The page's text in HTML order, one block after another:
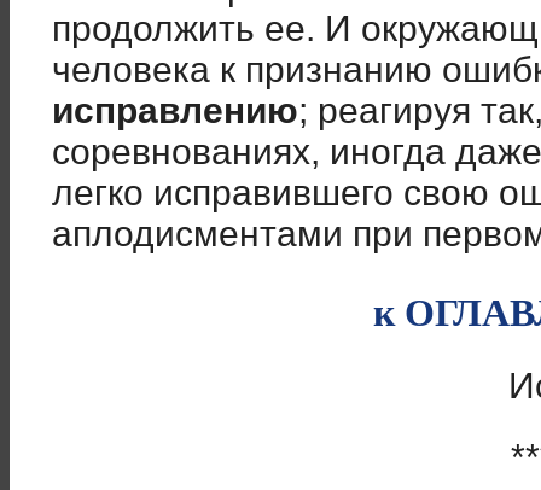
продолжить ее. И
человека к признанию
исправлению; реагируя
соревнованиях, иногда
легко исправившего свою
аплодисментами при
к